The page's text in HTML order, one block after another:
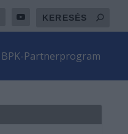
BPK-Partnerprogram